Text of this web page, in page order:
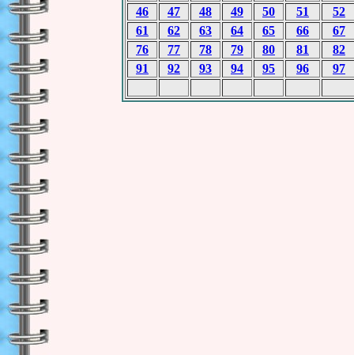
46
47 48 49 50 51
52
61
62 63 64 65 66
67
76
77 78 79 80 81
82
91
92 93 94 95 96 97